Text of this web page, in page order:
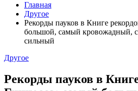
Главная
Другое
Рекорды пауков в Книге
большой, самый кровожадный,
сильный
Опубликовано
Другое
Рекорды пауков в